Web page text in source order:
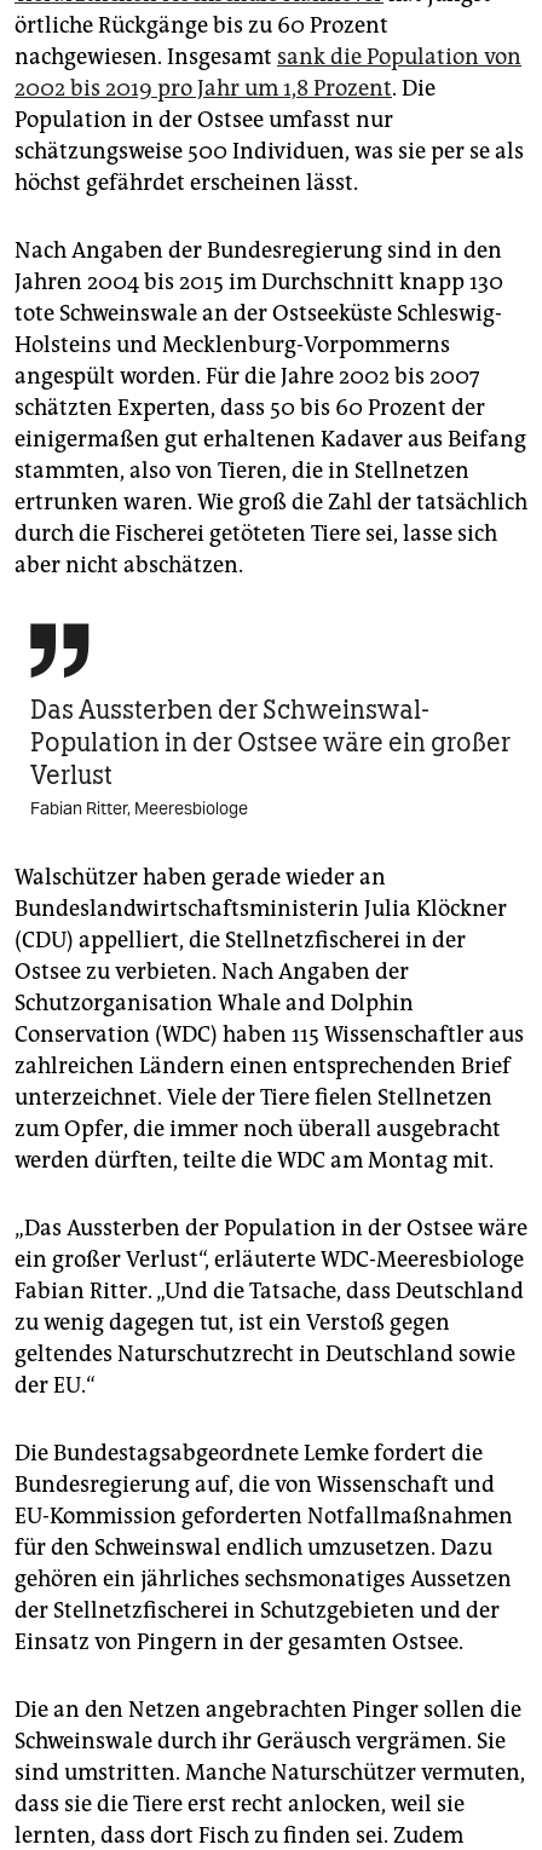
örtliche Rückgänge bis zu 60 Prozent
nachgewiesen. Insgesamt sank die Population von
2002 bis 2019 pro Jahr um 1,8 Prozent. Die
Population in der Ostsee umfasst nur
schätzungsweise 500 Individuen, was sie per se als
höchst gefährdet erscheinen lässt.
Nach Angaben der Bundesregierung sind in den
Jahren 2004 bis 2015 im Durchschnitt knapp 130
tote Schweinswale an der Ostseeküste Schleswig-
Holsteins und Mecklenburg-Vorpommerns
angespült worden. Für die Jahre 2002 bis 2007
schätzten Experten, dass 50 bis 60 Prozent der
einigermaßen gut erhaltenen Kadaver aus Beifang
stammten, also von Tieren, die in Stellnetzen
ertrunken waren. Wie groß die Zahl der tatsächlich
durch die Fischerei getöteten Tiere sei, lasse sich
aber nicht abschätzen.

Das Aussterben der Schweinswal-
Population in der Ostsee wäre ein großer
Verlust
Fabian Ritter, Meeresbiologe
Walschützer haben gerade wieder an
Bundeslandwirtschaftsministerin Julia Klöckner
(CDU) appelliert, die Stellnetzfischerei in der
Ostsee zu verbieten. Nach Angaben der
Schutzorganisation Whale and Dolphin
Conservation (WDC) haben 115 Wissenschaftler aus
zahlreichen Ländern einen entsprechenden Brief
unterzeichnet. Viele der Tiere fielen Stellnetzen
zum Opfer, die immer noch überall ausgebracht
werden dürften, teilte die WDC am Montag mit.
„Das Aussterben der Population in der Ostsee wäre
ein großer Verlust“, erläuterte WDC-Meeresbiologe
Fabian Ritter. „Und die Tatsache, dass Deutschland
zu wenig dagegen tut, ist ein Verstoß gegen
geltendes Naturschutzrecht in Deutschland sowie
der EU.“
Die Bundestagsabgeordnete Lemke fordert die
Bundesregierung auf, die von Wissenschaft und
EU-Kommission geforderten Notfallmaßnahmen
für den Schweinswal endlich umzusetzen. Dazu
gehören ein jährliches sechsmonatiges Aussetzen
der Stellnetzfischerei in Schutzgebieten und der
Einsatz von Pingern in der gesamten Ostsee.
Die an den Netzen angebrachten Pinger sollen die
Schweinswale durch ihr Geräusch vergrämen. Sie
sind umstritten. Manche Naturschützer vermuten,
dass sie die Tiere erst recht anlocken, weil sie
lernten, dass dort Fisch zu finden sei. Zudem